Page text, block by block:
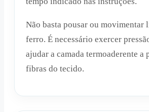
Não basta pousar ou movimentar
ferro. É necessário exercer
ajudar a camada termoaderente a
fibras do tecido.